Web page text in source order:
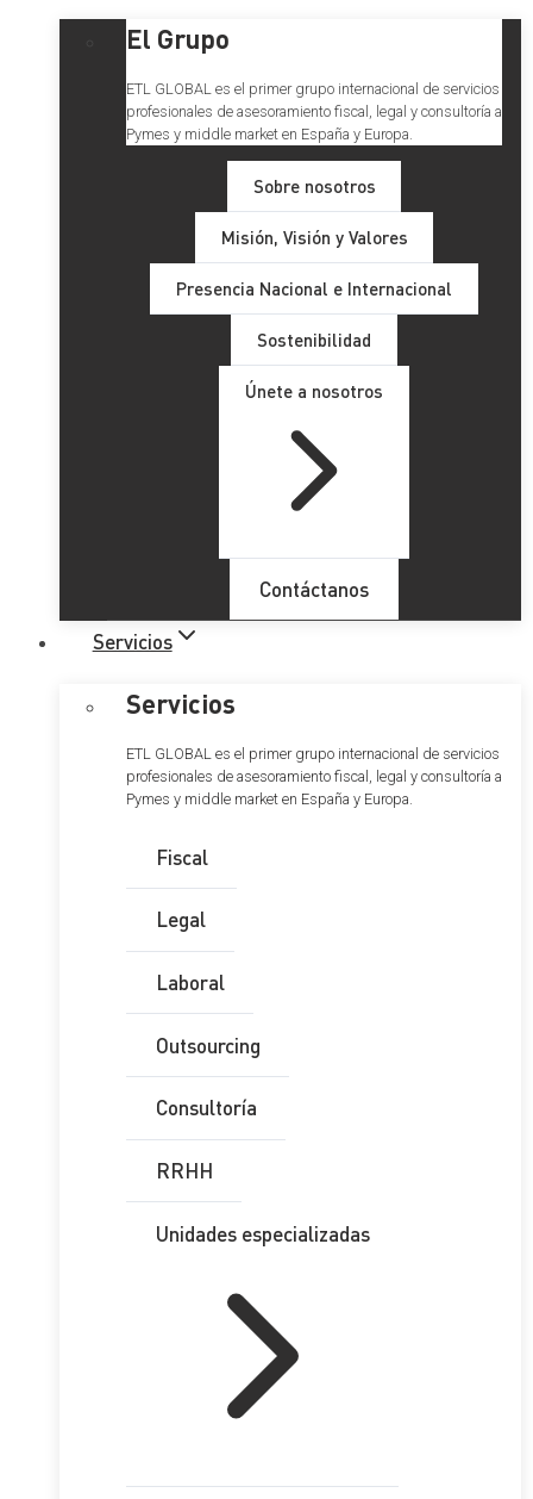
El Grupo
ETL GLOBAL es el primer grupo internacional de servicios
profesionales de asesoramiento fiscal, legal y consultoría a
Pymes y middle market en España y Europa.
Sobre nosotros
Misión, Visión y Valores
Presencia Nacional e Internacional
Sostenibilidad
Únete a nosotros
Contáctanos
Servicios
Servicios
ETL GLOBAL es el primer grupo internacional de servicios
profesionales de asesoramiento fiscal, legal y consultoría a
Pymes y middle market en España y Europa.
Fiscal
Legal
Laboral
Outsourcing
Consultoría
RRHH
Unidades especializadas